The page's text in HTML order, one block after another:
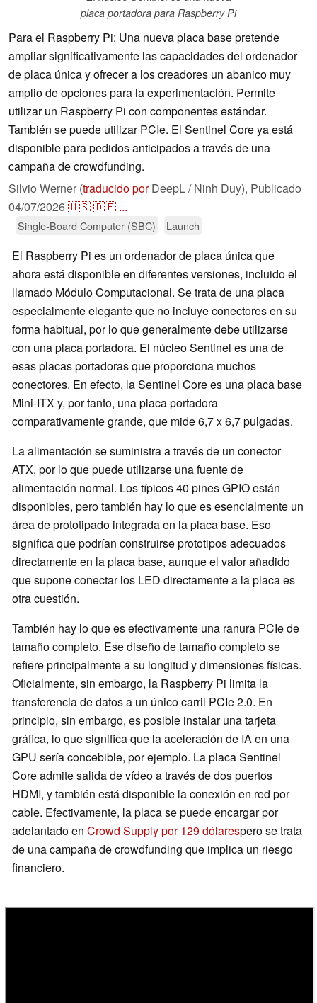
placa portadora para Raspberry Pi
Para el Raspberry Pi: Una nueva placa base pretende
ampliar significativamente las capacidades del ordenador
de placa única y ofrecer a los creadores un abanico muy
amplio de opciones para la experimentación. Permite
utilizar un Raspberry Pi con componentes estándar.
También se puede utilizar PCIe. El Sentinel Core ya está
disponible para pedidos anticipados a través de una
campaña de crowdfunding.
Silvio Werner (traducido porDeepL / Ninh Duy), Publicado
04/07/2026🇺🇸🇩🇪 ...
Single-Board Computer (SBC) Launch
El Raspberry Pi es un ordenador de placa única que
ahora está disponible en diferentes versiones, incluido el
llamado Módulo Computacional. Se trata de una placa
especialmente elegante que no incluye conectores en su
forma habitual, por lo que generalmente debe utilizarse
con una placa portadora. El núcleo Sentinel es una de
esas placas portadoras que proporciona muchos
conectores. En efecto, la Sentinel Core es una placa base
Mini-ITX y, por tanto, una placa portadora
comparativamente grande, que mide 6,7 x 6,7 pulgadas.
La alimentación se suministra a través de un conector
ATX, por lo que puede utilizarse una fuente de
alimentación normal. Los típicos 40 pines GPIO están
disponibles, pero también hay lo que es esencialmente un
área de prototipado integrada en la placa base. Eso
significa que podrían construirse prototipos adecuados
directamente en la placa base, aunque el valor añadido
que supone conectar los LED directamente a la placa es
otra cuestión.
También hay lo que es efectivamente una ranura PCIe de
tamaño completo. Ese diseño de tamaño completo se
refiere principalmente a su longitud y dimensiones físicas.
Oficialmente, sin embargo, la Raspberry Pi limita la
transferencia de datos a un único carril PCIe 2.0. En
principio, sin embargo, es posible instalar una tarjeta
gráfica, lo que significa que la aceleración de IA en una
GPU sería concebible, por ejemplo. La placa Sentinel
Core admite salida de vídeo a través de dos puertos
HDMI, y también está disponible la conexión en red por
cable. Efectivamente, la placa se puede encargar por
adelantado en Crowd Supply por 129 dólarespero se trata
de una campaña de crowdfunding que implica un riesgo
financiero.